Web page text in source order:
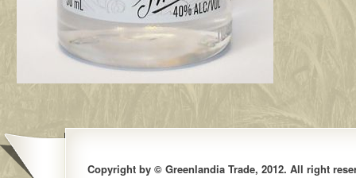
Copyright by © Greenlandia Trade, 2012. All right